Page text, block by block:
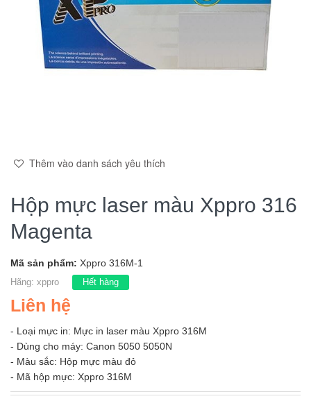
Thêm vào danh sách yêu thích
Hộp mực laser màu Xppro 316
Magenta
Mã sản phẩm: Xppro 316M-1
Hãng: xppro Hết hàng
Liên hệ
- Loại mực in: Mực in laser màu Xppro 316M
- Dùng cho máy: Canon 5050 5050N
- Màu sắc: Hộp mực màu đỏ
- Mã hộp mực: Xppro 316M